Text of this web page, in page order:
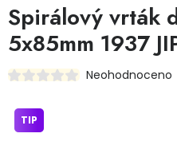
Stavba a dům
Spirálový vrták
5x85mm 1937
Neohodnoceno
TIP